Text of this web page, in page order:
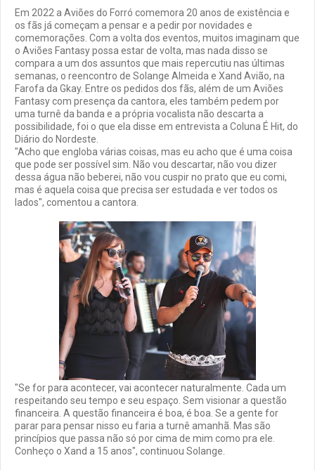
Em 2022 a Aviões do Forró comemora 20 anos de existência e
os fãs já começam a pensar e a pedir por novidades e
comemorações. Com a volta dos eventos, muitos imaginam que
o Aviões Fantasy possa estar de volta, mas nada disso se
compara a um dos assuntos que mais repercutiu nas últimas
semanas, o reencontro de Solange Almeida e Xand Avião, na
Farofa da Gkay. Entre os pedidos dos fãs, além de um Aviões
Fantasy com presença da cantora, eles também pedem por
uma turnê da banda e a própria vocalista não descarta a
possibilidade, foi o que ela disse em entrevista a Coluna É Hit, do
Diário do Nordeste.
"Acho que engloba várias coisas, mas eu acho que é uma coisa
que pode ser possível sim. Não vou descartar, não vou dizer
dessa água não beberei, não vou cuspir no prato que eu comi,
mas é aquela coisa que precisa ser estudada e ver todos os
lados", comentou a cantora.
"Se for para acontecer, vai acontecer naturalmente. Cada um
respeitando seu tempo e seu espaço. Sem visionar a questão
financeira. A questão financeira é boa, é boa. Se a gente for
parar para pensar nisso eu faria a turnê amanhã. Mas são
princípios que passa não só por cima de mim como pra ele.
Conheço o Xand a 15 anos", continuou Solange.